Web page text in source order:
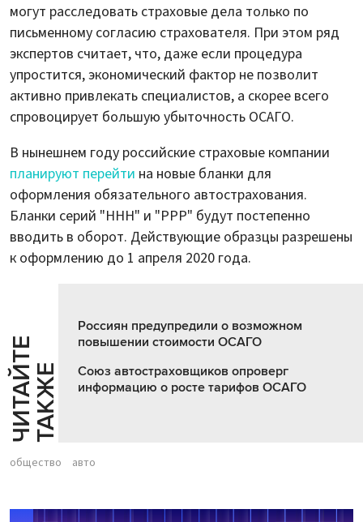
могут расследовать страховые дела только по
письменному согласию страхователя. При этом ряд
экспертов считает, что, даже если процедура
упростится, экономический фактор не позволит
активно привлекать специалистов, а скорее всего
спровоцирует большую убыточность ОСАГО.
В нынешнем году российские страховые компании
планируют перейти на новые бланки для
оформления обязательного автострахования.
Бланки серий "ННН" и "РРР" будут постепенно
вводить в оборот. Действующие образцы разрешены
к оформлению до 1 апреля 2020 года.
Ч
И
Т
АЙ
Т
Е
Т
А
К
ЖЕ
Россиян предупредили о возможном
повышении стоимости ОСАГО
Союз автостраховщиков опроверг
информацию о росте тарифов ОСАГО
общество авто